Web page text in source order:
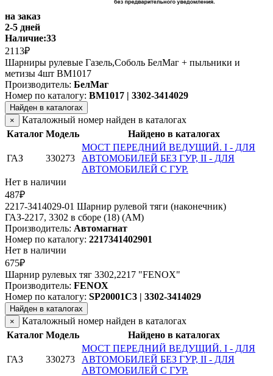
на заказ
2-5 дней
Наличие:33
2113₽
Шарниры рулевые Газель,Соболь БелМаг + пыльники и
метизы 4шт BM1017
Производитель: БелМаг
Номер по каталогу: BM1017 | 3302-3414029
Найден в каталогах
×
Каталожный номер найден в каталогах
Каталог Модель Найдено в каталогах
ГАЗ 330273
МОСТ ПЕРЕДНИЙ ВЕДУЩИЙ. I - ДЛЯ
АВТОМОБИЛЕЙ БЕЗ ГУР, II - ДЛЯ
АВТОМОБИЛЕЙ С ГУР.
Нет в наличии
487₽
2217-3414029-01 Шарнир рулевой тяги (наконечник)
ГАЗ-2217, 3302 в сборе (18) (АМ)
Производитель: Автомагнат
Номер по каталогу: 2217341402901
Нет в наличии
675₽
Шарнир рулевых тяг 3302,2217 "FENOX"
Производитель: FENOX
Номер по каталогу: SP20001C3 | 3302-3414029
Найден в каталогах
×
Каталожный номер найден в каталогах
Каталог Модель Найдено в каталогах
ГАЗ 330273
МОСТ ПЕРЕДНИЙ ВЕДУЩИЙ. I - ДЛЯ
АВТОМОБИЛЕЙ БЕЗ ГУР, II - ДЛЯ
АВТОМОБИЛЕЙ С ГУР.